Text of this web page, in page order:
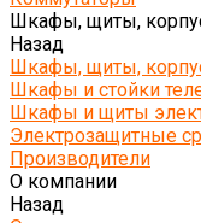
Шкафы, щиты,
Назад
Шкафы, щиты,
Шкафы и стойки
Шкафы и щиты
Электрозащитные
Производители
О компании
Назад